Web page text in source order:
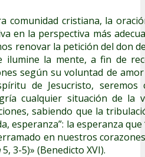
comunidad cristiana, la
en la perspectiva más
renovar la petición del don
ilumine la mente, a fin de
según su voluntad de
de Jesucristo, seremos
cualquier situación de la
sabiendo que la
esperanza”: la esperanza
en nuestros
5, 3-5)» (Benedicto XVI).